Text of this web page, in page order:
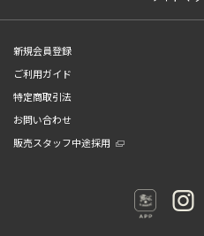
新規会員登録
ご利用ガイド
特定商取引法
お問い合わせ
販売スタッフ中途採用